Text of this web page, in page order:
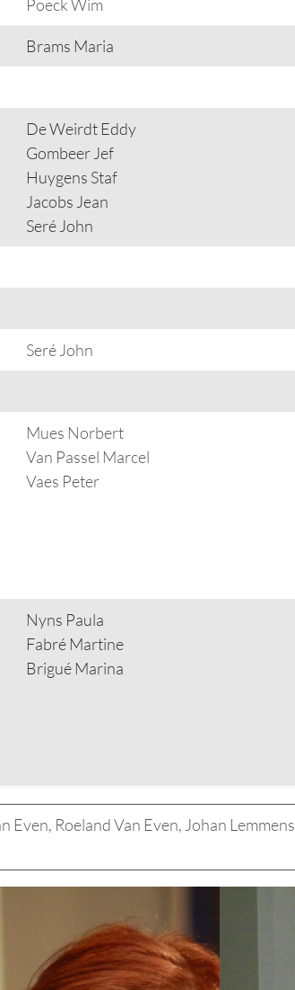
Poeck Wim
Brams Maria
De Weirdt Eddy
Gombeer Jef
Huygens Staf
Jacobs Jean
Seré John
Seré John
Mues Norbert
Van Passel Marcel
Vaes Peter
Nyns Paula
Fabré Martine
Brigué Marina
Even, Roeland Van Even, Johan Lemmens